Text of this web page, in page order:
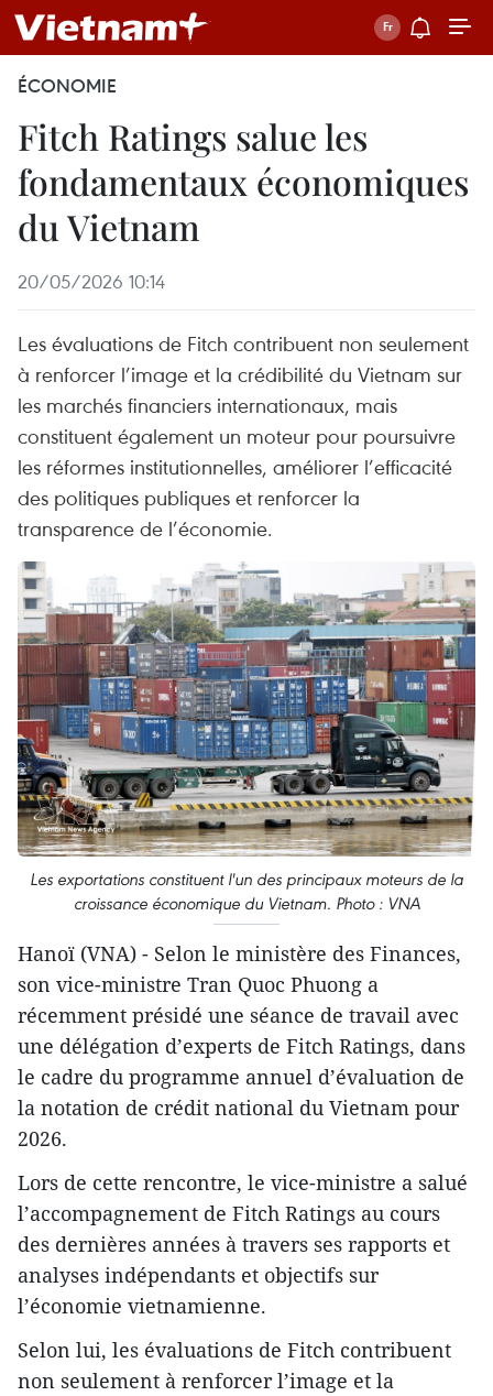
ÉCONOMIE
Fitch Ratings salue les
fondamentaux économiques
du Vietnam
20/05/2026 10:14
Les évaluations de Fitch contribuent non seulement
à renforcer l’image et la crédibilité du Vietnam sur
les marchés financiers internationaux, mais
constituent également un moteur pour poursuivre
les réformes institutionnelles, améliorer l’efficacité
des politiques publiques et renforcer la
transparence de l’économie.
Les exportations constituent l'un des principaux moteurs de la
croissance économique du Vietnam. Photo : VNA
Hanoï (VNA) - Selon le ministère des Finances,
son vice-ministre Tran Quoc Phuong a
récemment présidé une séance de travail avec
une délégation d’experts de Fitch Ratings, dans
le cadre du programme annuel d’évaluation de
la notation de crédit national du Vietnam pour
2026.
Lors de cette rencontre, le vice-ministre a salué
l’accompagnement de Fitch Ratings au cours
des dernières années à travers ses rapports et
analyses indépendants et objectifs sur
l’économie vietnamienne.
Selon lui, les évaluations de Fitch contribuent
non seulement à renforcer l’image et la